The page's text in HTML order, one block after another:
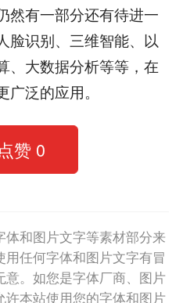
然有一部分还有待进一
脸识别、三维智能、以
、大数据分析等等，在
泛的应用。
赞 0
和图片文字等素材部分来
任何字体和图片文字有冒
。如您是字体厂商、图片
本站使用您的字体和图片